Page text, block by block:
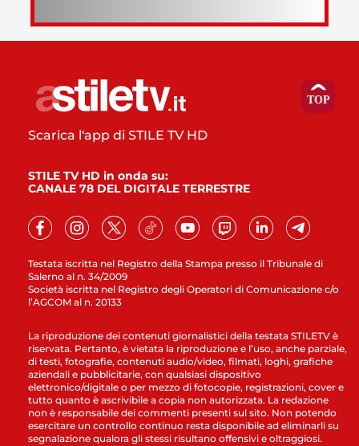
Testata iscritta nel Registro della Stampa presso il Tribunale di
Salerno al n. 34/2009
Società iscritta nel Registro degli Operatori di Comunicazione c/o
l’AGCOM al n. 20133
Scarica l'app di STILE TV HD
STILE TV HD in onda su:
CANALE 78 DEL DIGITALE TERRESTRE
La riproduzione dei contenuti giornalistici della testata STILETV è
riservata. Pertanto, è vietata la riproduzione e l’uso, anche parziale,
di testi, fotografie, contenuti audio/video, filmati, loghi, grafiche
aziendali e pubblicitarie, con qualsiasi dispositivo
elettronico/digitale o per mezzo di fotocopie, registrazioni, cover e
tutto quanto è ascrivibile a copia non autorizzata. La redazione
non è responsabile dei commenti presenti sul sito. Non potendo
esercitare un controllo continuo resta disponibile ad eliminarli su
segnalazione qualora gli stessi risultano offensivi e oltraggiosi.